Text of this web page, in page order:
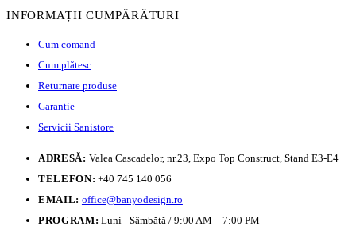
INFORMAȚII CUMPĂRĂTURI
Cum comand
Cum plătesc
Returnare produse
Garantie
Servicii Sanistore
ADRESĂ: Valea Cascadelor, nr.23, Expo Top Construct, Stand E3-E4
TELEFON: +40 745 140 056
EMAIL: office@banyodesign.ro
PROGRAM: Luni - Sâmbătă / 9:00 AM – 7:00 PM